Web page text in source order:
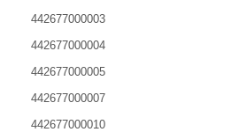
442677000003
442677000004
442677000005
442677000007
442677000010